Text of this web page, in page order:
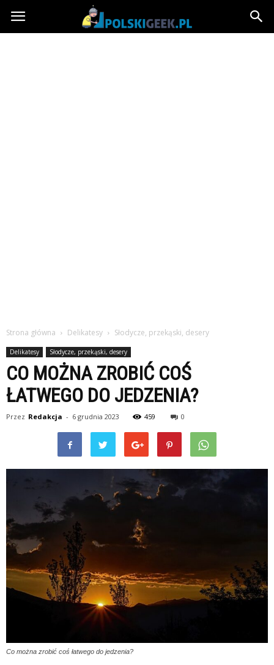
PolskiGeek.pl
Strona główna Delikatesy Słodycze, przekąski, desery
Delikatesy Słodycze, przekąski, desery
CO MOŻNA ZROBIĆ COŚ
ŁATWEGO DO JEDZENIA?
Przez Redakcja - 6 grudnia 2023 459 0
Co można zrobić coś łatwego do jedzenia?